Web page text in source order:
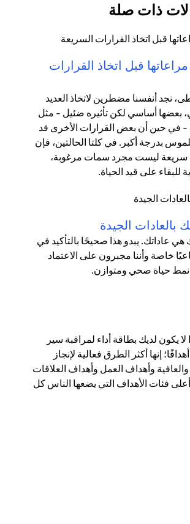
ذات صلة
قبل اتخاذ القرارات
نجد أنفسنا مضطرين لاتخاذ العديد
بعضها أساسي لكن تأثيره ضئيل - مثل
- في حين أن بعض القرارات الأخرى قد
بدرجة أكبر. في كلتا الحالتين، فإن
سريعة ليست مجرد سمات مرغوبة،
للبقاء على قيد الحياة.
بالعادات الجيدة
هي عاداتك. يبدو هذا صحيحًا بالتأكيد في
خاصة وأننا مجبرون على الاعتماد
نمط حياة صحي ومتوازن.
يكون لديك بطاقة أداء لمراقبة سير
إنها أكثر الطرق فعالية لإنجاز
وأهداف العمل وأهداف العلاقات
فئات الأهداف التي يضعها الناس كل